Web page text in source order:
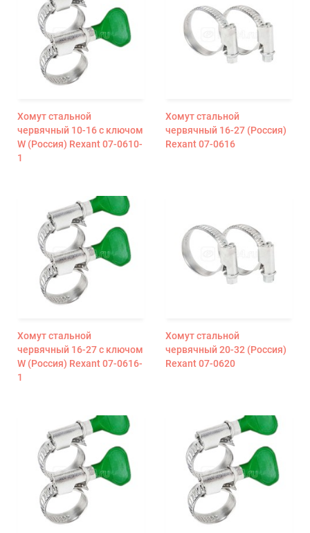
Хомут стальной
червячный 10-16 с ключом
W (Россия) Rexant 07-0610-
1
Хомут стальной
червячный 16-27 (Россия)
Rexant 07-0616
Хомут стальной
червячный 16-27 с ключом
W (Россия) Rexant 07-0616-
1
Хомут стальной
червячный 20-32 (Россия)
Rexant 07-0620